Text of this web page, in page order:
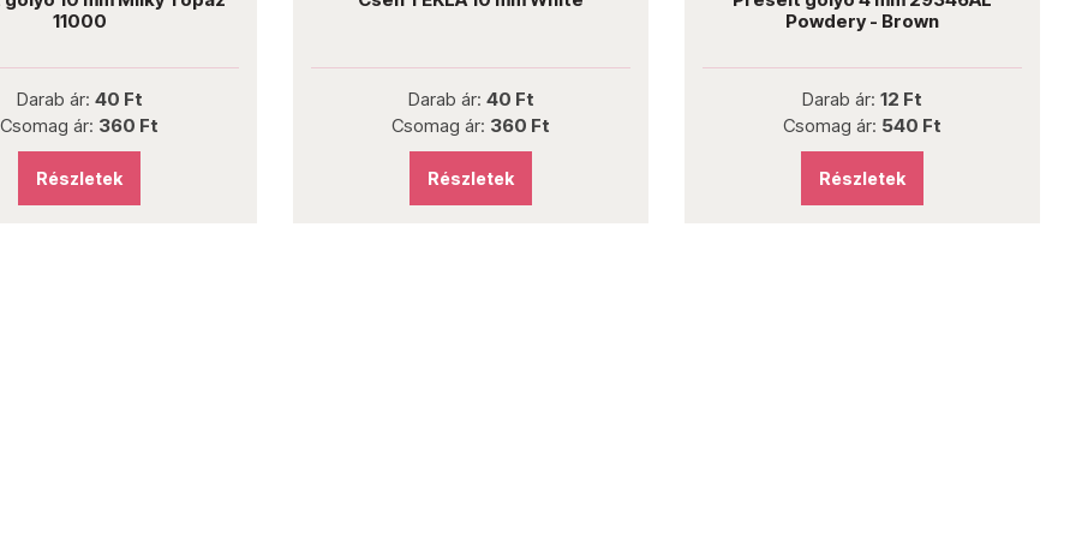
11000
Darab ár: 40 Ft
Csomag ár: 360 Ft
Részletek
Darab ár: 40 Ft
Csomag ár: 360 Ft
Részletek
Powdery - Brown
Darab ár: 12 Ft
Csomag ár: 540 Ft
Részletek